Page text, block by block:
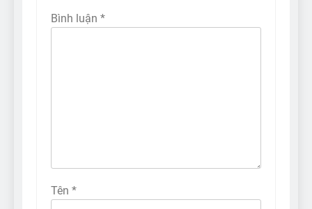
Bình luận *
Tên *